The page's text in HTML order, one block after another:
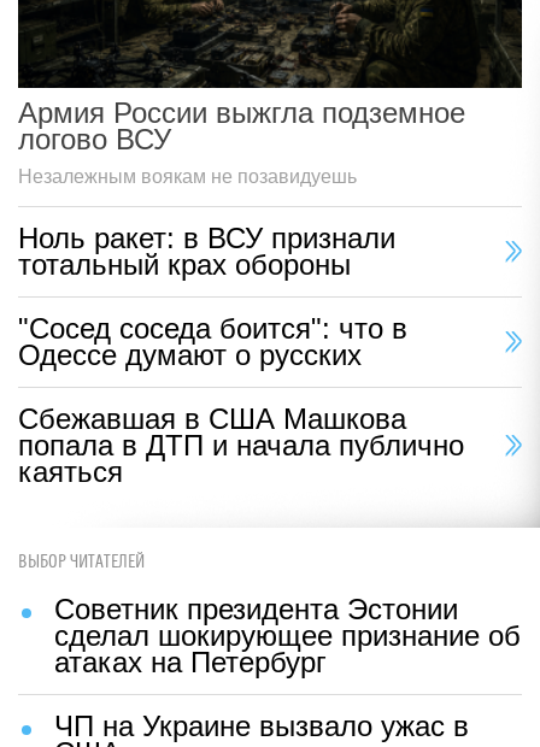
Армия России выжгла подземное
логово ВСУ
Незалежным воякам не позавидуешь
Ноль ракет: в ВСУ признали
тотальный крах обороны
"Сосед соседа боится": что в
Одессе думают о русских
Сбежавшая в США Машкова
попала в ДТП и начала публично
каяться
ВЫБОР ЧИТАТЕЛЕЙ
Советник президента Эстонии
сделал шокирующее признание об
атаках на Петербург
ЧП на Украине вызвало ужас в